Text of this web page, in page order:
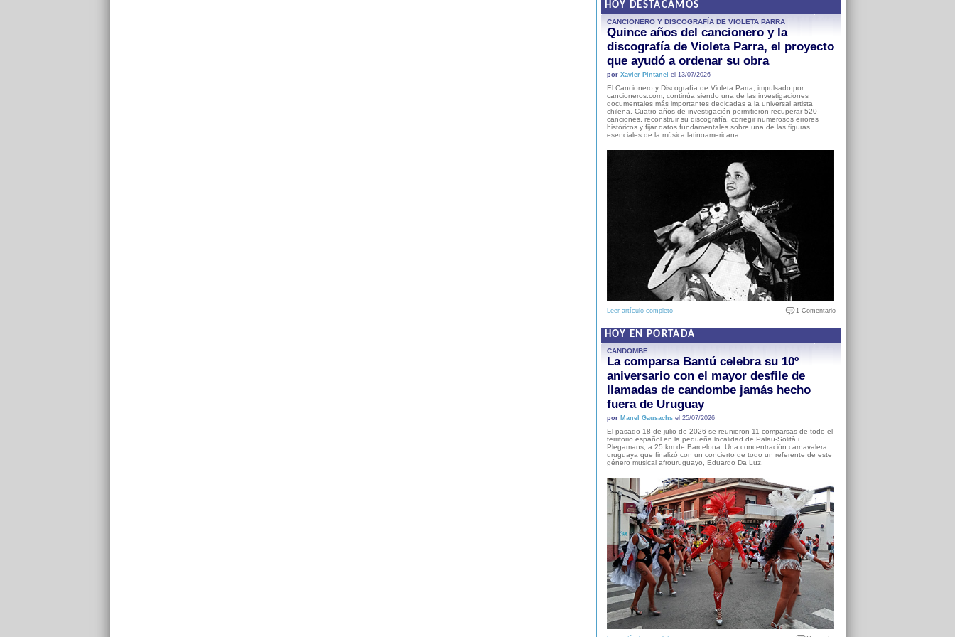
HOY DESTACAMOS
CANCIONERO Y DISCOGRAFÍA DE VIOLETA PARRA
Quince años del cancionero y la
discografía de Violeta Parra, el proyecto
que ayudó a ordenar su obra
por Xavier Pintanel el 13/07/2026
El Cancionero y Discografía de Violeta Parra, impulsado por
cancioneros.com, continúa siendo una de las investigaciones
documentales más importantes dedicadas a la universal artista
chilena. Cuatro años de investigación permitieron recuperar 520
canciones, reconstruir su discografía, corregir numerosos errores
históricos y fijar datos fundamentales sobre una de las figuras
esenciales de la música latinoamericana.
Leer artículo completo 1 Comentario
HOY EN PORTADA
CANDOMBE
La comparsa Bantú celebra su 10º
aniversario con el mayor desfile de
llamadas de candombe jamás hecho
fuera de Uruguay
por Manel Gausachsel 25/07/2026
El pasado 18 de julio de 2026 se reunieron 11 comparsas de todo el
territorio español en la pequeña localidad de Palau-Solità i
Plegamans, a 25 km de Barcelona. Una concentración carnavalera
uruguaya que finalizó con un concierto de todo un referente de este
género musical afrouruguayo, Eduardo Da Luz.